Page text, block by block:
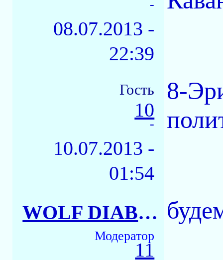
-
08.07.2013 -
22:39
Гость
10
-
10.07.2013 -
01:54
8-
WOLF DIABLO
Модератор
11